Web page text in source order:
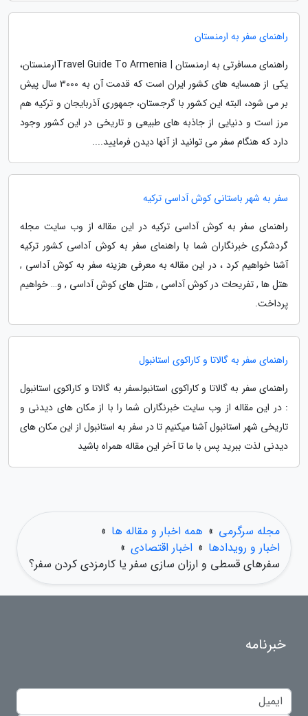
راهنمای سفر به ارمنستان
راهنمای مسافرتی به ارمنستان | Travel Guide To Armeniaارمنستان،
یکی از همسایه های کشور ایران است که قدمت آن به 3000 سال پیش
بر می شود، البته این کشور با گرجستان، جمهوری آذربایجان و ترکیه هم
مرز است و دنیایی از جاذبه های طبیعی و تاریخی در این کشور وجود
دارد که هنگام سفر می توانید از آنها دیدن فرمایید....
سفر به شهر باستانی کوش آداسی ترکیه
راهنمای سفر به کوش آداسی ترکیه در این مقاله از وب سایت مجله
گردشگری خبرنگاران شما با راهنمای سفر به کوش آداسی کشور ترکیه
آشنا خواهیم کرد ، در این مقاله به معرفی هزینه سفر به کوش آداسی ,
هتل ها , تفریحات در کوش آداسی , هتل های کوش آداسی , و… خواهیم
پرداخت.
راهنمای سفر به گالاتا و کاراکوی استانبول
راهنمای سفر به گالاتا و کاراکوی استانبولسفر به گالاتا و کاراکوی استانبول
: در این مقاله از وب سایت خبرنگاران شما را با از مکان های دیدنی و
تاریخی شهر استانبول آشنا میکنیم تا در سفر به استانبول از این مکان های
دیدنی لذت ببرید پس با ما تا آخر این مقاله همراه باشید
مجله سرگرمی » همه اخبار و مقاله ها »
اخبار و رویدادها » اخبار اقتصادی »
سفرهای قسطی و ارزان سازی سفر یا کارمزدی کردن سفر؟
خبرنامه